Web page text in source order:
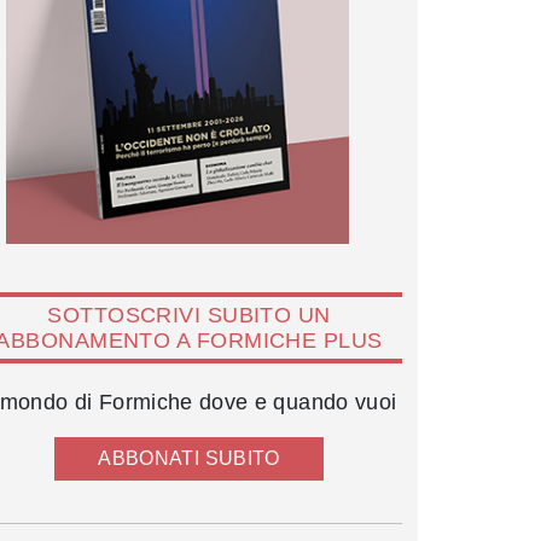
SOTTOSCRIVI SUBITO UN
A FORMICHE PLUS
di Formiche dove e quando vuoi
ABBONATI SUBITO